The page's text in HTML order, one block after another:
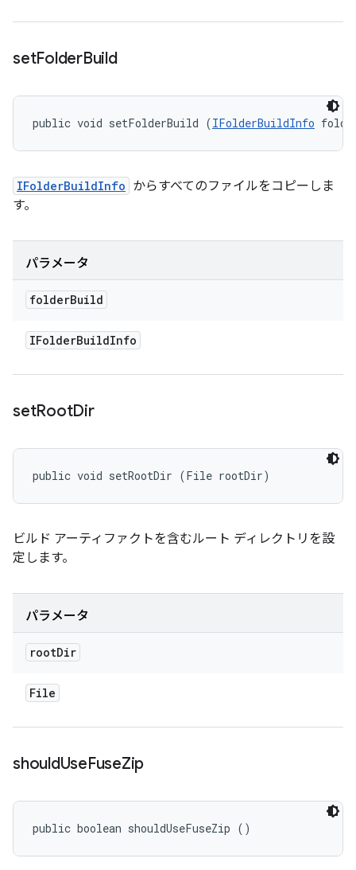
setFolderBuild
public void setFolderBuild (IFolderBuildInfo
IFolderBuildInfo からすべてのファイルをコピーしま
す。
パラメータ
folderBuild
IFolderBuildInfo
setRootDir
public void setRootDir (File rootDir)
ビルド アーティファクトを含むルート ディレクトリを設
定します。
パラメータ
rootDir
File
shouldUseFuseZip
public boolean shouldUseFuseZip ()